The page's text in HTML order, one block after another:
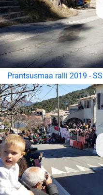
Prantsusmaa ralli 2019 -